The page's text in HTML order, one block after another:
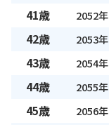
41歳 2052年
42歳 2053年
43歳 2054年
44歳 2055年
45歳 2056年